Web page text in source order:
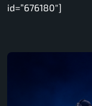
id=”676180″]